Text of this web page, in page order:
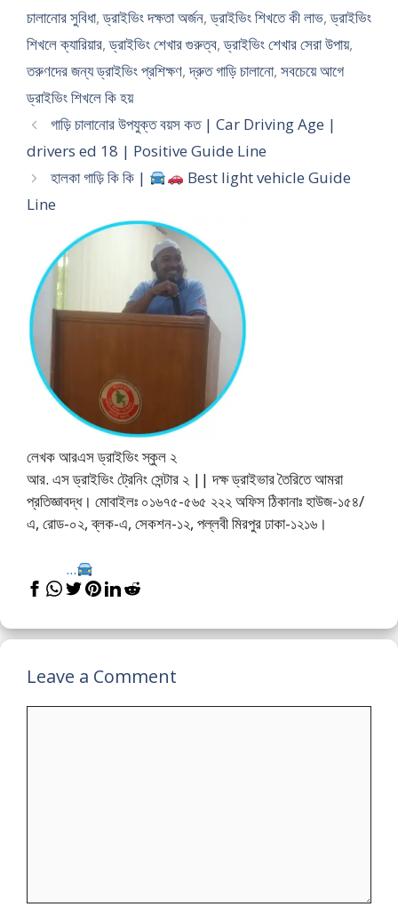
চালানোর সুবিধা,ড্রাইভিং দক্ষতা অর্জন,ড্রাইভিং শিখতে কী লাভ,ড্রাইভিং
শিখলে ক্যারিয়ার,ড্রাইভিং শেখার গুরুত্ব,ড্রাইভিং শেখার সেরা উপায়,
তরুণদের জন্য ড্রাইভিং প্রশিক্ষণ,দ্রুত গাড়ি চালানো, সবচেয়ে আগে
ড্রাইভিং শিখলে কি হয়
গাড়ি চালানোর উপযুক্ত বয়স কত | Car Driving Age |
drivers ed 18 | Positive Guide Line
হালকা গাড়ি কি কি |
Best light vehicle Guide
Line
লেখক আরএস ড্রাইভিং স্কুল ২
আর. এস ড্রাইভিং ট্রেনিং সেন্টার ২ || দক্ষ ড্রাইভার তৈরিতে আমরা
প্রতিজ্ঞাবদ্ধ। মোবাইলঃ ০১৬৭৫-৫৬৫ ২২২ অফিস ঠিকানাঃ হাউজ-১৫৪/
এ, রোড-০২, ব্লক-এ, সেকশন-১২, পল্লবী মিরপুর ঢাকা-১২১৬।
...
Leave a Comment